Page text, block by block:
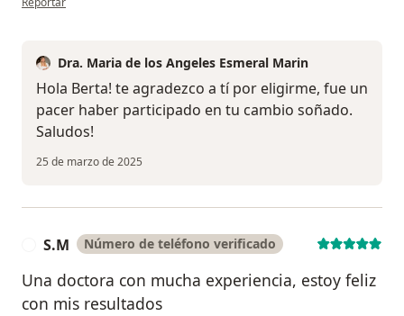
Dra. Maria de los Angeles Esmeral Marin
Hola Berta! te agradezco a tí por eligirme, fue un
pacer haber participado en tu cambio soñado.
Saludos!
25 de marzo de 2025
S.M Número de teléfono verificado
Una doctora con mucha experiencia, estoy feliz
con mis resultados